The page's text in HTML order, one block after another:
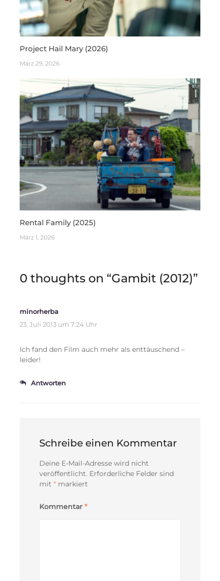
Project Hail Mary (2026)
März 29, 2026
Rental Family (2025)
März 1, 2026
0 thoughts on “Gambit (2012)”
minorherba
23. Juli 2013 um 7:24 Uhr
Ich fand den Film auch mehr als enttäuschend –
leider!
Antworten
Schreibe einen Kommentar
Deine E-Mail-Adresse wird nicht
veröffentlicht. Erforderliche Felder sind
mit * markiert
Kommentar *